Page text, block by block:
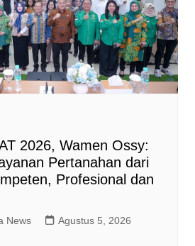
2026, Wamen Ossy:
Pertanahan dari
Profesional dan
News
Agustus 5, 2026